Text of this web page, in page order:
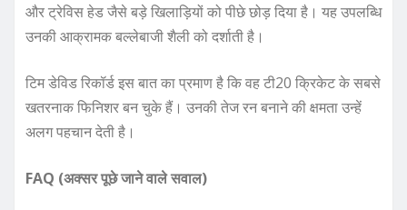
और ट्रेविस हेड जैसे बड़े खिलाड़ियों को पीछे छोड़ दिया है। यह उपलब्धि
उनकी आक्रामक बल्लेबाजी शैली को दर्शाती है।
टिम डेविड रिकॉर्ड इस बात का प्रमाण है कि वह टी20 क्रिकेट के सबसे
खतरनाक फिनिशर बन चुके हैं। उनकी तेज रन बनाने की क्षमता उन्हें
अलग पहचान देती है।
FAQ (अक्सर पूछे जाने वाले सवाल)